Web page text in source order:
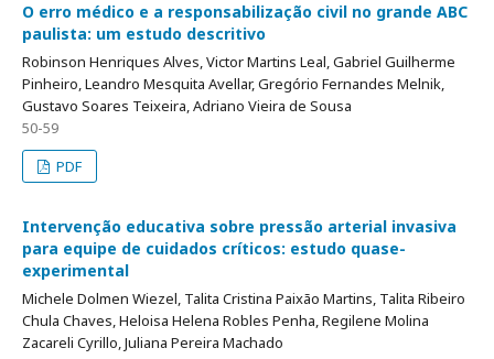
O erro médico e a responsabilização civil no grande ABC
paulista: um estudo descritivo
Robinson Henriques Alves, Victor Martins Leal, Gabriel Guilherme
Pinheiro, Leandro Mesquita Avellar, Gregório Fernandes Melnik,
Gustavo Soares Teixeira, Adriano Vieira de Sousa
50-59
PDF
Intervenção educativa sobre pressão arterial invasiva
para equipe de cuidados críticos: estudo quase-
experimental
Michele Dolmen Wiezel, Talita Cristina Paixão Martins, Talita Ribeiro
Chula Chaves, Heloisa Helena Robles Penha, Regilene Molina
Zacareli Cyrillo, Juliana Pereira Machado